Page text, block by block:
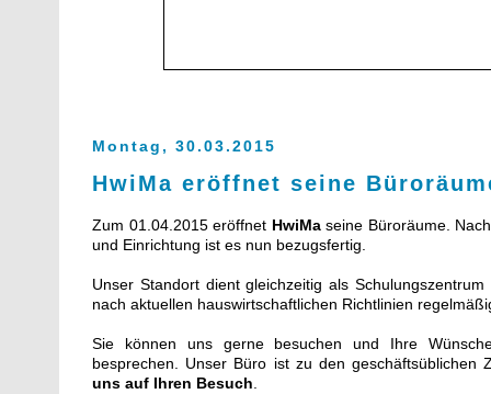
Montag, 30.03.2015
HwiMa eröffnet seine
Zum 01.04.2015 eröffnet HwiMaseine Büroräume.
und Einrichtung ist es nun bezugsfertig.
Unser Standort dient gleichzeitig als
nach aktuellen hauswirtschaftlichen Richtlinien
Sie können uns gerne besuchen und Ihre
besprechen. Unser Büro ist zu den geschäftsüblichen
uns auf Ihren Besuch.